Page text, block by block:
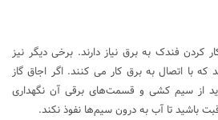
کردن فندک به برق نیاز دارند. برخی دیگر نیز
با اتصال به برق کار می کنند. اگر اجاق گاز
از سیم کشی و قسمت‌های برقی آن نگهداری
باشید تا آب به درون سیم‌ها نفوذ نکند.